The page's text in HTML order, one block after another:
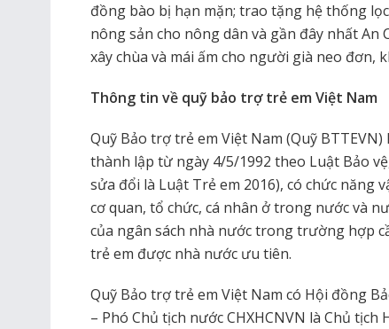
đồng bào bị hạn mặn; trao tặng hệ thống
nông sản cho nông dân và gần đây nhất
xây chùa và mái ấm cho người già neo đơn,
Thông tin về quỹ bảo trợ trẻ em Việt Nam
Quỹ Bảo trợ trẻ em Việt Nam (Quỹ
thành lập từ ngày 4/5/1992 theo Luật Bảo
sửa đổi là Luật Trẻ em 2016), có chức năng
cơ quan, tổ chức, cá nhân ở trong nước và
của ngân sách nhà nước trong trường hợp
trẻ em được nhà nước ưu tiên.
Quỹ Bảo trợ trẻ em Việt Nam có Hội đồng
– Phó Chủ tịch nước CHXHCNVN là Chủ